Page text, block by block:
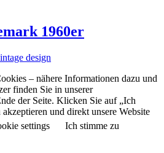
1960er
design
– nähere Informationen dazu und
finden Sie in unserer
der Seite. Klicken Sie auf „Ich
und direkt unsere Website
settings Ich stimme zu